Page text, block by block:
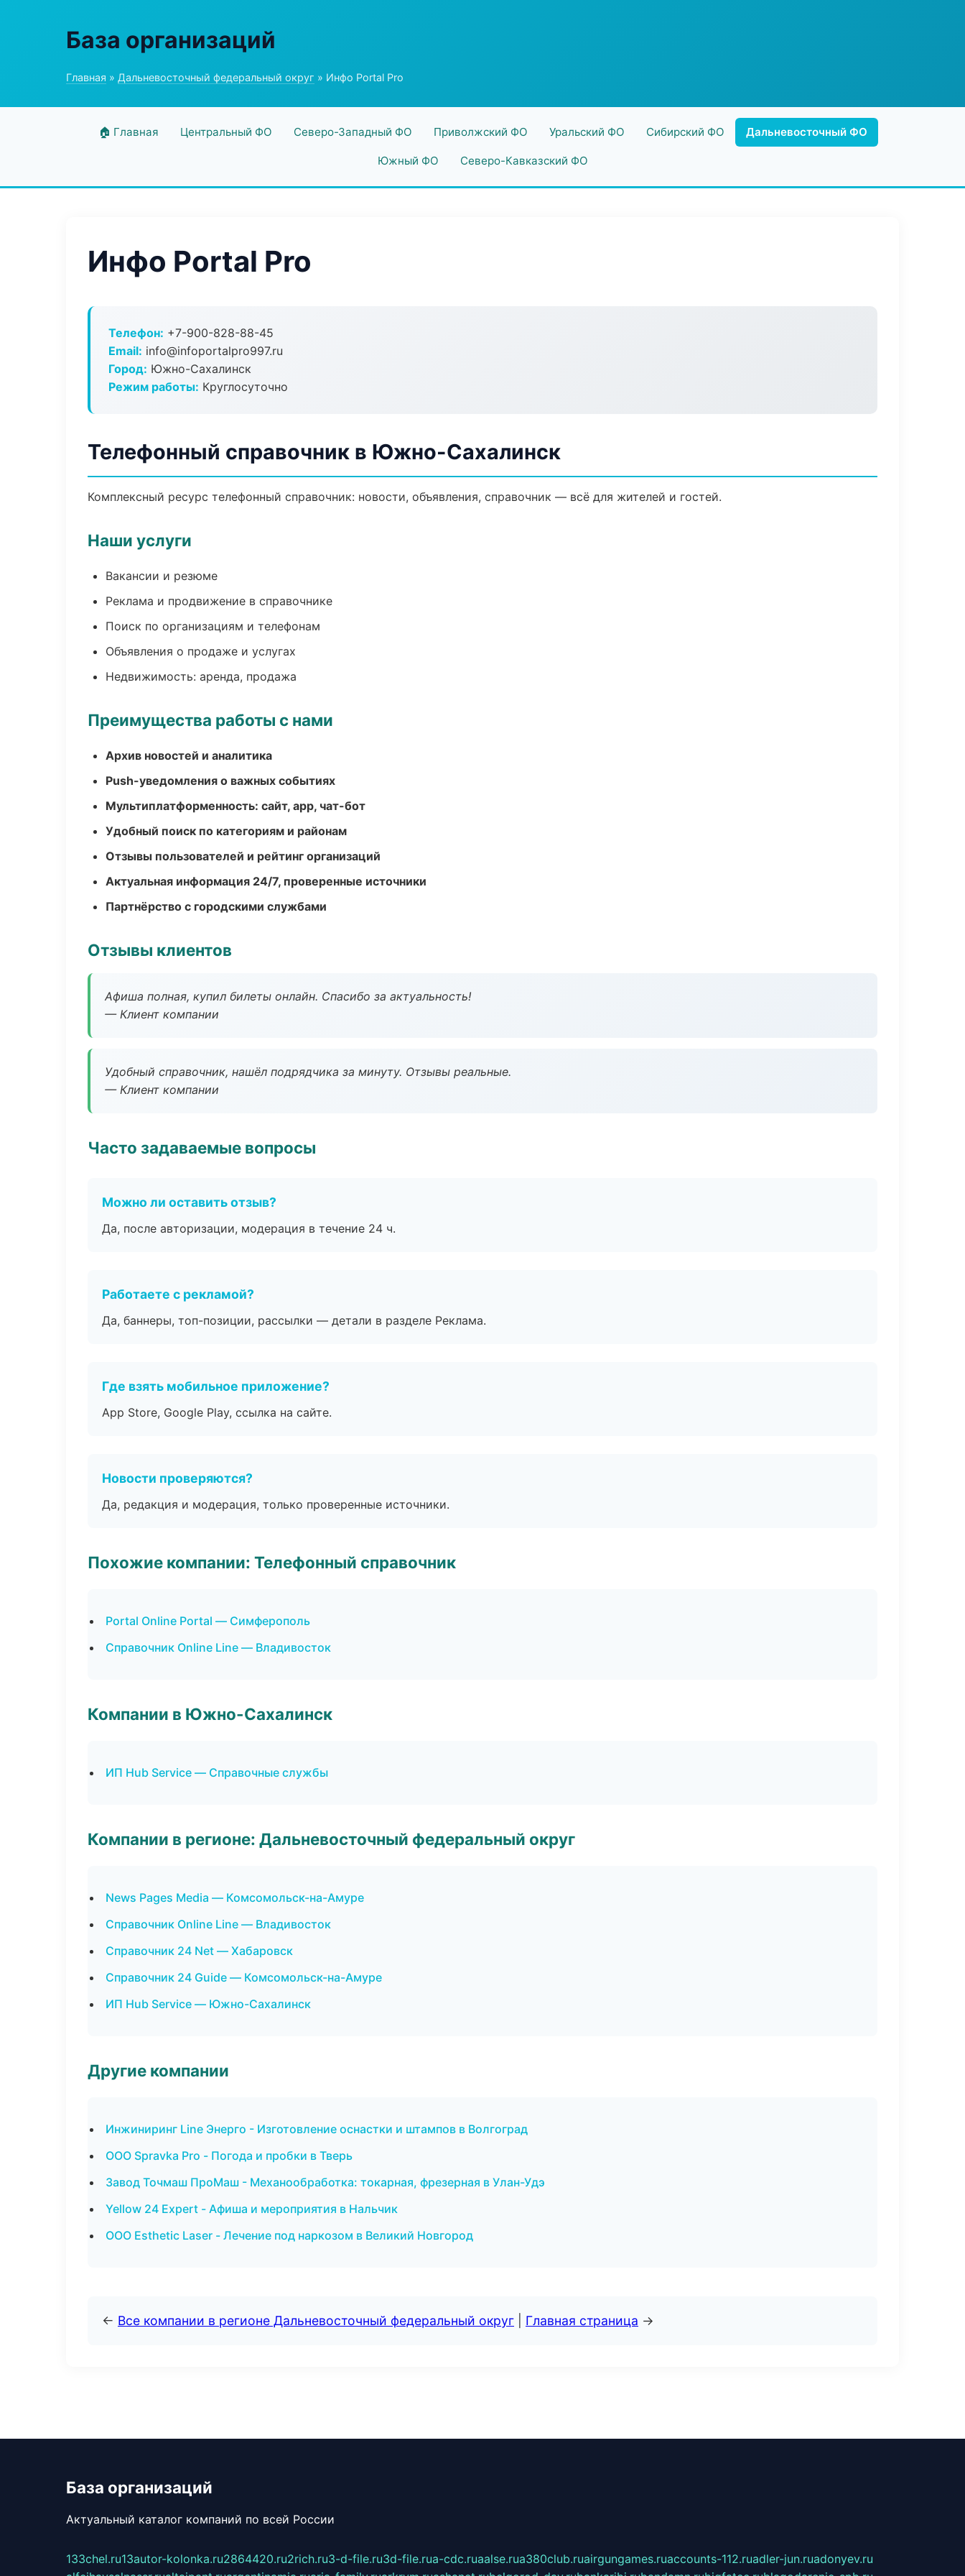
База организаций
Главная » Дальневосточный федеральный округ » Инфо Portal Pro
🏠 Главная Центральный ФО Северо-Западный ФО Приволжский ФО Уральский ФО Сибирский ФО Дальневосточный ФО
Южный ФО Северо-Кавказский ФО
Инфо Portal Pro
Телефон: +7-900-828-88-45
Email: info@infoportalpro997.ru
Город: Южно-Сахалинск
Режим работы: Круглосуточно
Телефонный справочник в Южно-Сахалинск
Комплексный ресурс телефонный справочник: новости, объявления, справочник — всё для жителей и гостей.
Наши услуги
Вакансии и резюме
Реклама и продвижение в справочнике
Поиск по организациям и телефонам
Объявления о продаже и услугах
Недвижимость: аренда, продажа
Преимущества работы с нами
Архив новостей и аналитика
Push-уведомления о важных событиях
Мультиплатформенность: сайт, app, чат-бот
Удобный поиск по категориям и районам
Отзывы пользователей и рейтинг организаций
Актуальная информация 24/7, проверенные источники
Партнёрство с городскими службами
Отзывы клиентов
Афиша полная, купил билеты онлайн. Спасибо за актуальность!
— Клиент компании
Удобный справочник, нашёл подрядчика за минуту. Отзывы реальные.
— Клиент компании
Часто задаваемые вопросы
Можно ли оставить отзыв?
Да, после авторизации, модерация в течение 24 ч.
Работаете с рекламой?
Да, баннеры, топ-позиции, рассылки — детали в разделе Реклама.
Где взять мобильное приложение?
App Store, Google Play, ссылка на сайте.
Новости проверяются?
Да, редакция и модерация, только проверенные источники.
Похожие компании: Телефонный справочник
Portal Online Portal — Симферополь
Справочник Online Line — Владивосток
Компании в Южно-Сахалинск
ИП Hub Service — Справочные службы
Компании в регионе: Дальневосточный федеральный округ
News Pages Media — Комсомольск-на-Амуре
Справочник Online Line — Владивосток
Справочник 24 Net — Хабаровск
Справочник 24 Guide — Комсомольск-на-Амуре
ИП Hub Service — Южно-Сахалинск
Другие компании
Инжиниринг Line Энерго - Изготовление оснастки и штампов в Волгоград
ООО Spravka Pro - Погода и пробки в Тверь
Завод Точмаш ПроМаш - Механообработка: токарная, фрезерная в Улан-Удэ
Yellow 24 Expert - Афиша и мероприятия в Нальчик
ООО Esthetic Laser - Лечение под наркозом в Великий Новгород
← Все компании в регионе Дальневосточный федеральный округ Главная страница →
База организаций
Актуальный каталог компаний по всей России
133chel.ru13autor-kolonka.ru2864420.ru2rich.ru3-d-file.ru3d-file.rua-cdc.ruaalse.rua380club.ruairgungames.ruaccounts-112.ruadler-jun.ruadonyev.ru